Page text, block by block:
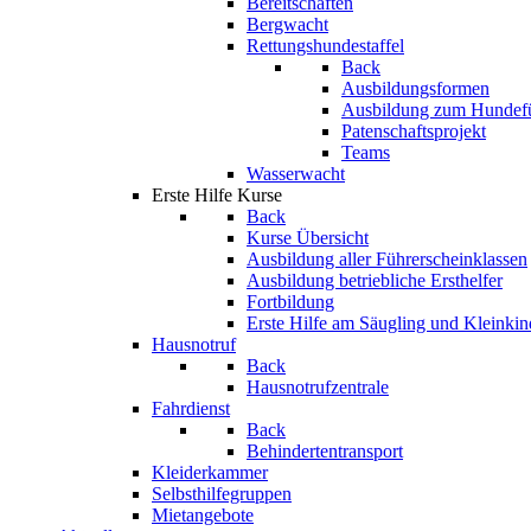
Bergwacht
Rettungshundestaffel
Back
Ausbildungsformen
Ausbildung zum
Patenschaftsprojekt
Teams
Wasserwacht
Erste Hilfe Kurse
Back
Kurse Übersicht
Ausbildung aller Führerscheinklassen
Ausbildung betriebliche Ersthelfer
Fortbildung
Erste Hilfe am Säugling und
Hausnotruf
Back
Hausnotrufzentrale
Fahrdienst
Back
Behindertentransport
Kleiderkammer
Selbsthilfegruppen
Mietangebote